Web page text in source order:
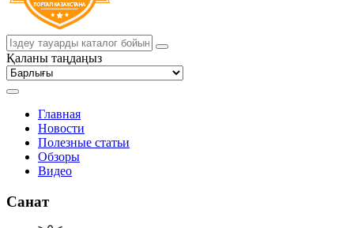
Қаланы таңдаңыз
Главная
Новости
Полезные статьи
Обзоры
Видео
Санат